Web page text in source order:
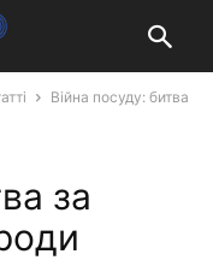
Війна посуду: битва
за